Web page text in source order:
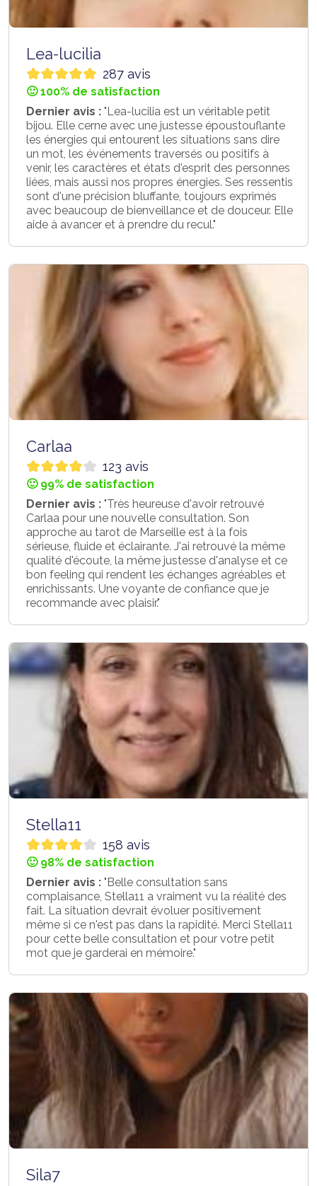
Lea-lucilia
287 avis
🙂 100% de satisfaction
Dernier avis : "Lea-lucilia est un véritable petit
bijou. Elle cerne avec une justesse époustouflante
les énergies qui entourent les situations sans dire
un mot, les événements traversés ou positifs à
venir, les caractères et états d'esprit des personnes
liées, mais aussi nos propres énergies. Ses ressentis
sont d'une précision bluffante, toujours exprimés
avec beaucoup de bienveillance et de douceur. Elle
aide à avancer et à prendre du recul."
Carlaa
123 avis
🙂 99% de satisfaction
Dernier avis : "Très heureuse d'avoir retrouvé
Carlaa pour une nouvelle consultation. Son
approche au tarot de Marseille est à la fois
sérieuse, fluide et éclairante. J'ai retrouvé la même
qualité d'écoute, la même justesse d'analyse et ce
bon feeling qui rendent les échanges agréables et
enrichissants. Une voyante de confiance que je
recommande avec plaisir."
Stella11
158 avis
🙂 98% de satisfaction
Dernier avis : "Belle consultation sans
complaisance, Stella11 a vraiment vu la réalité des
fait. La situation devrait évoluer positivement
même si ce n'est pas dans la rapidité. Merci Stella11
pour cette belle consultation et pour votre petit
mot que je garderai en mémoire."
Sila7